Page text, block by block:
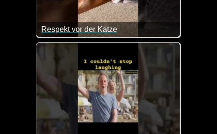
Respekt vor der Katze
Da hat sogar der größte Hund Respekt, wenn